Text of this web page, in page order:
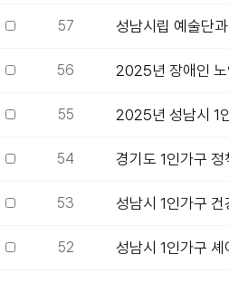
57 성남시립 예술단
56 2025년 장애인 노
55 2025년 성남시 1
54 경기도 1인가구
53 성남시 1인가구
52 성남시 1인가구